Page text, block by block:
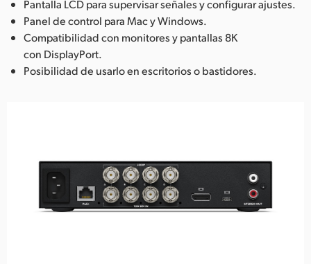
Pantalla LCD para supervisar señales y configurar ajustes.
Panel de control para Mac y Windows.
Compatibilidad con monitores y pantallas 8K
con DisplayPort.
Posibilidad de usarlo en escritorios o bastidores.